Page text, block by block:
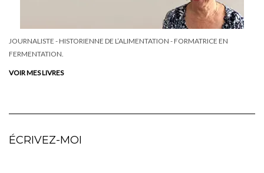
JOURNALISTE - HISTORIENNE DE L’ALIMENTATION - FORMATRICE EN
FERMENTATION.
VOIR MES LIVRES
ÉCRIVEZ-MOI